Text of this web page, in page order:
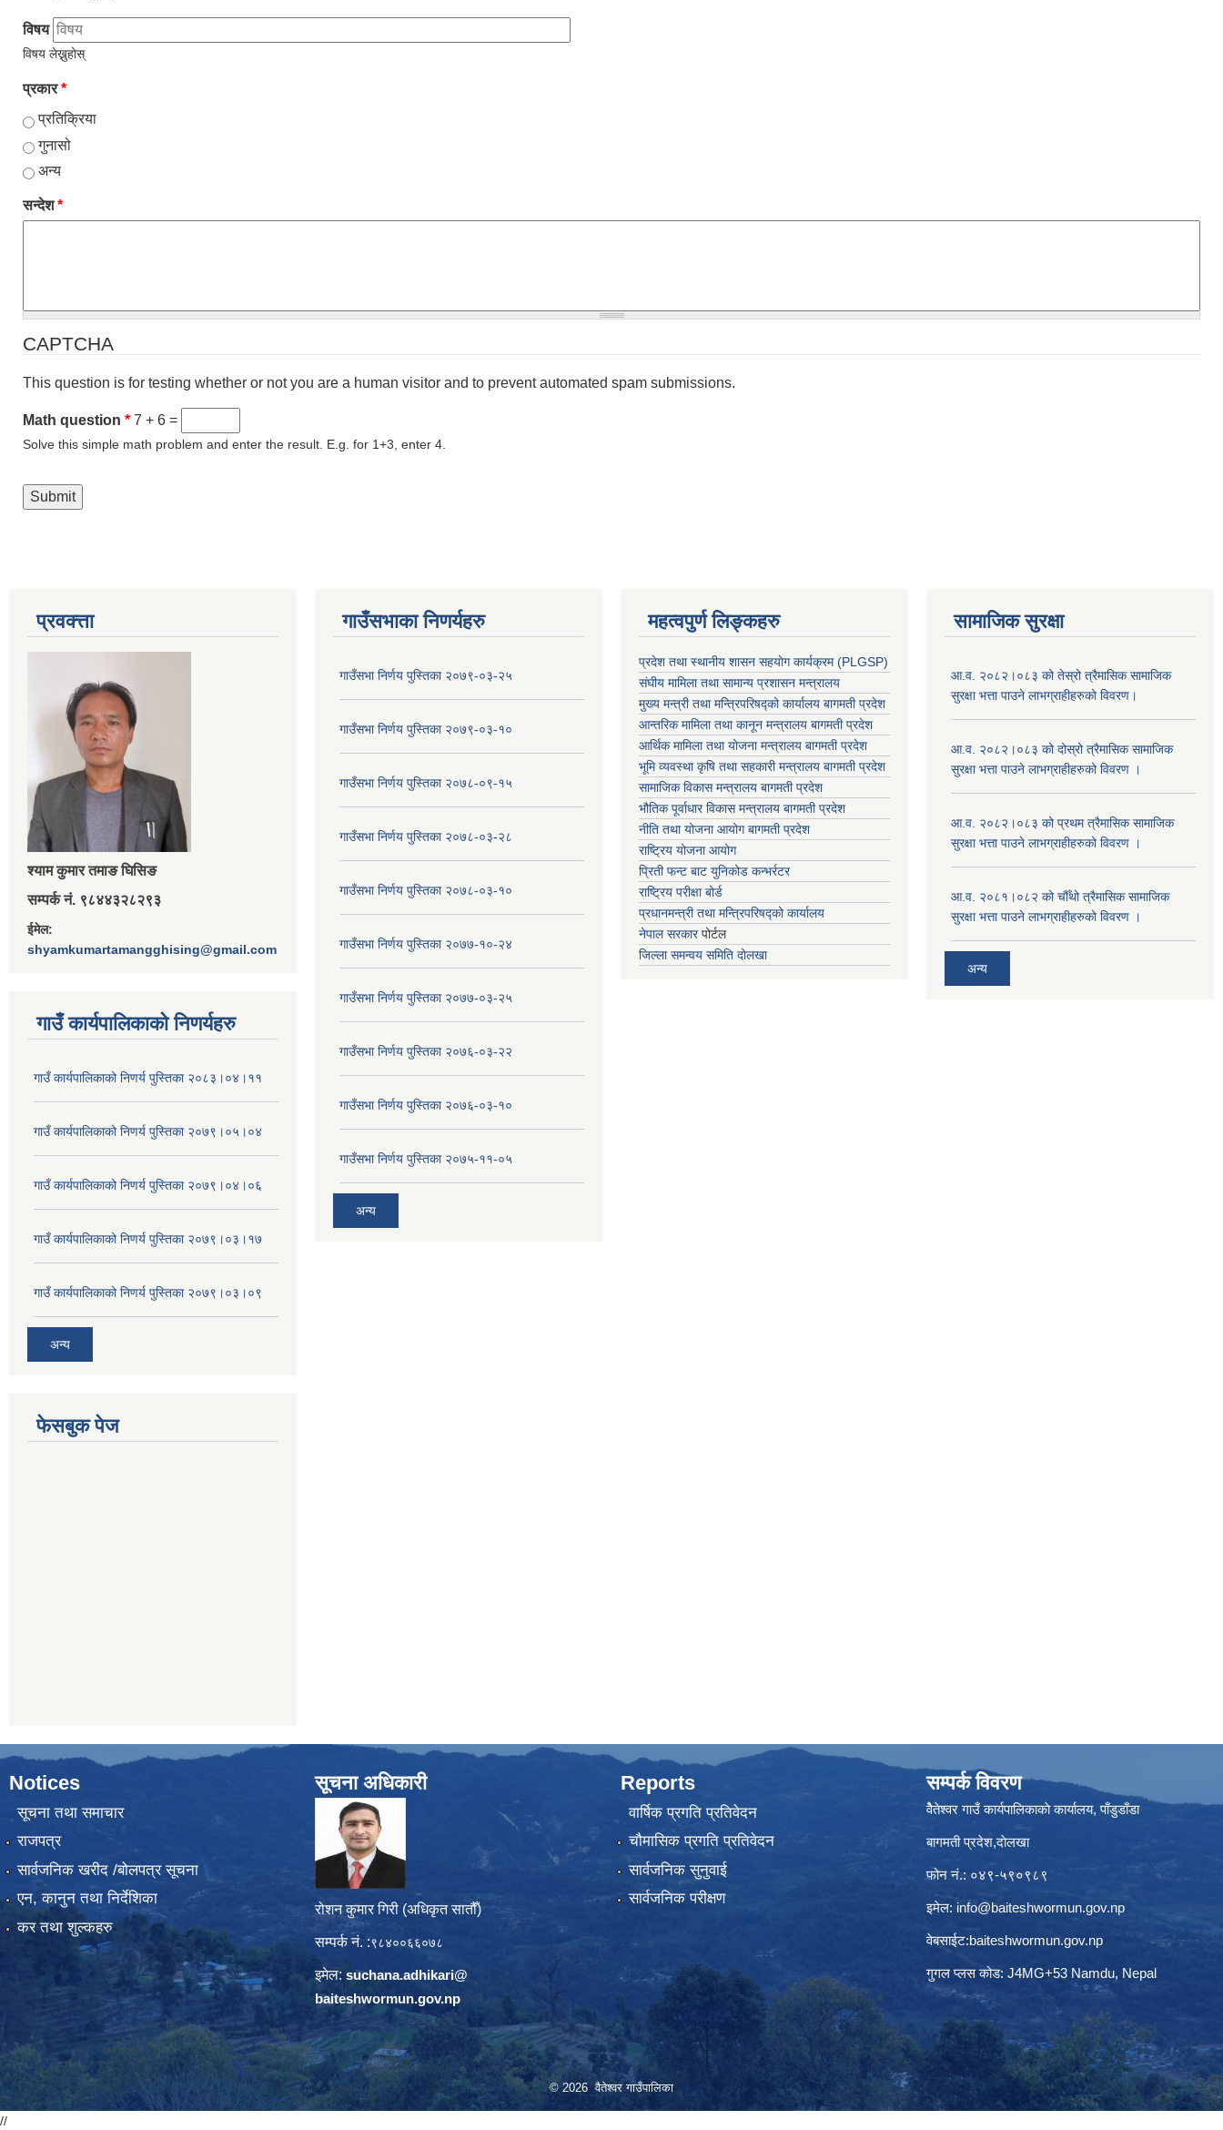
विषय
विषय लेख्नुहोस्
प्रकार*
प्रतिक्रिया
गुनासो
अन्य
सन्देश*
CAPTCHA
This question is for testing whether or not you are a human visitor and to prevent automated spam submissions.
Math question * 7 + 6 =
Solve this simple math problem and enter the result. E.g. for 1+3, enter 4.
प्रवक्त्ता
श्‍याम कुमार तमाङ घिसिङ
सम्पर्क नं. ९८४४३२८२९३
ईमेल:
shyamkumartamangghising@gmail.com
गाउँ कार्यपालिकाकाे निणर्यहरु
गाउँ कार्यपालिकाको निणर्य पुस्तिका २०८३।०४।११
गाउँ कार्यपालिकाको निणर्य पुस्तिका २०७९।०५।०४
गाउँ कार्यपालिकाको निणर्य पुस्तिका २०७९।०४।०६
गाउँ कार्यपालिकाको निणर्य पुस्तिका २०७९।०३।१७
गाउँ कार्यपालिकाको निणर्य पुस्तिका २०७९।०३।०९
अन्य
गाउँसभाका निणर्यहरु
गाउँसभा निर्णय पुस्तिका २०७९-०३-२५
गाउँसभा निर्णय पुस्तिका २०७९-०३-१०
गाउँसभा निर्णय पुस्तिका २०७८-०९-१५
गाउँसभा निर्णय पुस्तिका २०७८-०३-२८
गाउँसभा निर्णय पुस्तिका २०७८-०३-१०
गाउँसभा निर्णय पुस्तिका २०७७-१०-२४
गाउँसभा निर्णय पुस्तिका २०७७-०३-२५
गाउँसभा निर्णय पुस्तिका २०७६-०३-२२
गाउँसभा निर्णय पुस्तिका २०७६-०३-१०
गाउँसभा निर्णय पुस्तिका २०७५-११-०५
अन्य
महत्वपुर्ण लिङ्कहरु
प्रदेश तथा स्थानीय शासन सहयाेग कार्यक्रम (PLGSP)
संघीय मामिला तथा सामान्य प्रशासन मन्त्रालय
मुख्य मन्त्री तथा मन्त्रिपरिषद्को कार्यालय बागमती प्रदेश
आन्तरिक मामिला तथा कानून मन्त्रालय बागमती प्रदेश
आर्थिक मामिला तथा योजना मन्त्रालय बागमती प्रदेश
भूमि व्यवस्था कृषि तथा सहकारी मन्त्रालय बागमती प्रदेश
सामाजिक विकास मन्त्रालय बागमती प्रदेश
भौतिक पूर्वाधार विकास मन्त्रालय बागमती प्रदेश
नीति तथा योजना आयोग बागमती प्रदेश
राष्ट्रिय योजना आयोग
प्रिती फन्ट बाट युनिकोड कन्भर्रटर
राष्ट्रिय परीक्षा बोर्ड
प्रधानमन्त्री तथा मन्त्रिपरिषद्को कार्यालय
नेपाल सरकारपोर्टल
जिल्ला समन्वय समिति दोलखा
सामाजिक सुरक्षा
आ.व. २०८२।०८३ को तेस्रो त्रैमासिक सामाजिक
सुरक्षा भत्ता पाउने लाभग्राहीहरुको विवरण।
आ.व. २०८२।०८३ को दोस्रो त्रैमासिक सामाजिक
सुरक्षा भत्ता पाउने लाभग्राहीहरुको विवरण ।
आ.व. २०८२।०८३ को प्रथम त्रैमासिक सामाजिक
सुरक्षा भत्ता पाउने लाभग्राहीहरुको विवरण ।
आ.व. २०८१।०८२ को चौँथो त्रैमासिक सामाजिक
सुरक्षा भत्ता पाउने लाभग्राहीहरुको विवरण ।
अन्य
फेसबुक पेज
Notices
सूचना तथा समाचार
राजपत्र
सार्वजनिक खरीद /बोलपत्र सूचना
एन, कानुन तथा निर्देशिका
कर तथा शुल्कहरु
सूचना अधिकारी
रोशन कुमार गिरी (अधिकृत सातौँ)
सम्पर्क नं. :९८४००६६०७८
इमेल: suchana.adhikari@
baiteshwormun.gov.np
Reports
वार्षिक प्रगति प्रतिवेदन
चौमासिक प्रगति प्रतिवेदन
सार्वजनिक सुनुवाई
सार्वजनिक परीक्षण
सम्पर्क विवरण
वैेतेश्वर गाउँ कार्यपालिकाकाे कार्यालय, पाँडुडाँडा
बागमती‌ प्रदेश,दाेलखा
फोन नं.: ०४९-५९०९८९
इमेल: info@baiteshwormun.gov.np
वेबसाईट:baiteshwormun.gov.np
गुगल प्लस कोड: J4MG+53 Namdu, Nepal
© 2026 वैतेश्वर गाउँपालिका
//